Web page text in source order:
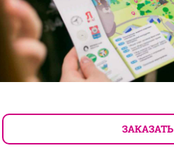
ЗАКАЗАТЬ